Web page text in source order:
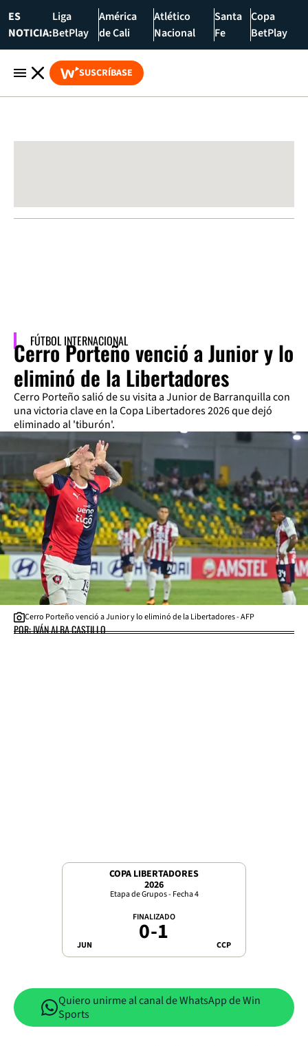
ES
NOTICIA:
Liga
BetPlay
América
de Cali
Atlético
Nacional
Santa
Fe
Copa
BetPlay
SUSCRÍBASE
FÚTBOL INTERNACIONAL
Cerro Porteño venció a Junior y lo
eliminó de la Libertadores
Cerro Porteño salió de su visita a Junior de Barranquilla con
una victoria clave en la Copa Libertadores 2026 que dejó
eliminado al 'tiburón'.
Cerro Porteño venció a Junior y lo eliminó de la Libertadores - AFP
POR: IVÁN ALBA CASTILLO
COPA LIBERTADORES
2026
Etapa de Grupos - Fecha 4
JUN
FINALIZADO
0-1 CCP
Quiero unirme al canal de WhatsApp de Win
Sports